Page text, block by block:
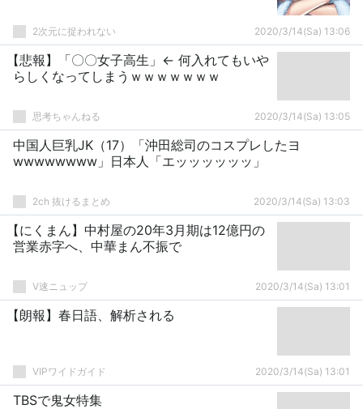
2次元に捉われない 2020/3/14(Sa) 13:06
【悲報】「〇〇女子高生」← 何入れてもいや
らしくなってしまうｗｗｗｗｗｗｗ
思考ちゃんねる 2020/3/14(Sa) 13:05
中国人巨乳JK（17）「沖田総司のコスプレしたヨ
wwwwwwww」日本人「エッッッッッッ」
2ch 抜けるまとめ 2020/3/14(Sa) 13:03
【にくまん】中村屋の20年3月期は12億円の
営業赤字へ、中華まん不振で
V速ニュップ 2020/3/14(Sa) 13:01
【朗報】春日語、解析される
VIPワイドガイド 2020/3/14(Sa) 13:01
TBSで鬼女特集